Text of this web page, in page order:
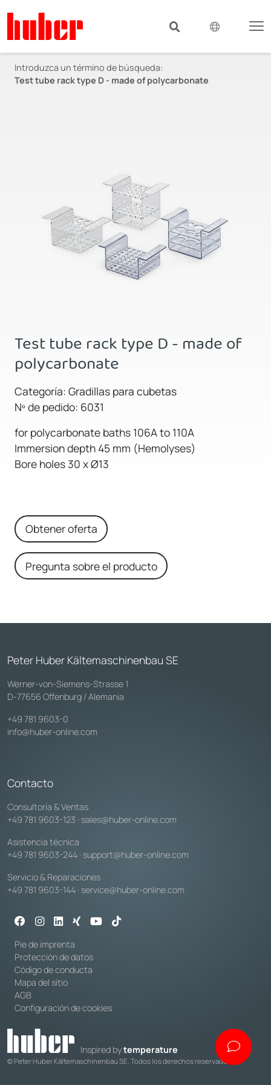
Introduzca un término de búsqueda:
Test tube rack type D - made of polycarbonate
Test tube rack type D - made of
polycarbonate
Categoría: Gradillas para cubetas
Nº de pedido: 6031
for polycarbonate baths 106A to 110A
Immersion depth 45 mm (Hemolyses)
Bore holes 30 x Ø13
Obtener oferta
Pregunta sobre el producto
Peter Huber Kältemaschinenbau SE
Werner-von-Siemens-Strasse 1
D-77656 Offenburg / Alemania
+49 781 9603-0
info@huber-online.com
Contacto
Consultoría & Ventas
+49 781 9603-123 · sales@huber-online.com
Asistencia técnica
+49 781 9603-244 · support@huber-online.com
Servicio & Reparaciones
+49 781 9603-144 · service@huber-online.com
Pie de imprenta
Protección de datos
Código de conducta
Mapa del sitio
AGB
Configuración de cookies
Inspired bytemperature
© Peter Huber Kältemaschinenbau SE. Todos los derechos reservados